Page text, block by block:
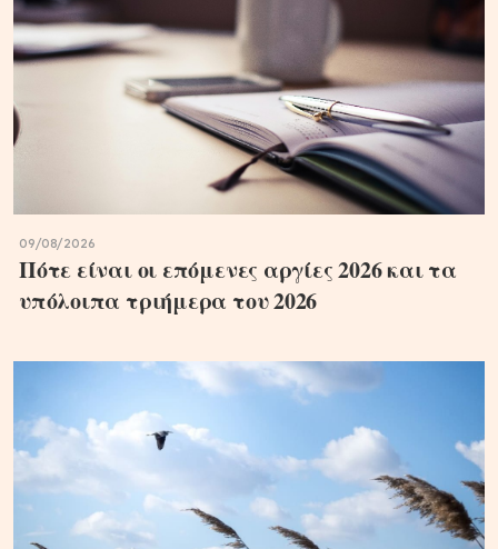
09/08/2026
Πότε είναι οι επόμενες αργίες 2026 και τα
υπόλοιπα τριήμερα του 2026